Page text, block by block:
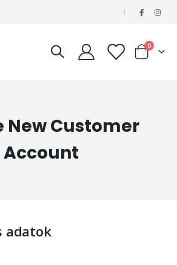
|
Kosár
0tételeket
New Customer
Account
adatok